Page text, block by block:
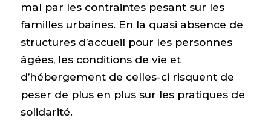
mal par les contraintes pesant sur les
familles urbaines. En la quasi absence de
structures d’accueil pour les personnes
âgées, les conditions de vie et
d’hébergement de celles-ci risquent de
peser de plus en plus sur les pratiques de
solidarité.